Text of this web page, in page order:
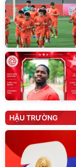
HẬU TRƯỜNG